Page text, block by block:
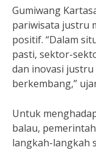
Gumiwang
pariwisata justru
positif. “Dalam
pasti, sektor-
dan inovasi
berkembang,”
Untuk
balau,
langkah-langkah